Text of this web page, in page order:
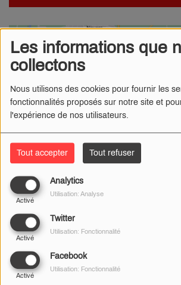
Les informations que
collectons
Nous utilisons des cookies pour fournir les
fonctionnalités proposés sur notre site et
l'expérience de nos utilisateurs.
Tout accepter Tout refuser
Analytics
Activé
Utilisation: Analyse
Twitter
Activé
Utilisation: Fonctionnalité
Facebook
Activé
Utilisation: Fonctionnalité
05 MARS 2024
Radio Numéro 1
Ce mardi 5 mars, peu avant 9h, une
d'un pont à Chevenon dans la Nièvre,
Selon nos confrères du